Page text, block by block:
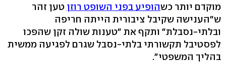
מוקדם יותר כשהופיע בפני השופט רוזן טען זהר
ש"הענישה שקיבל ציבורית הייתה חריפה
ובלתי-נסבלת" ותקף את "טענות שולה זקן שהפכו
לפסטיבל תקשורתי בלתי-נסבל שגרם לפגיעה ממשית
בהליך המשפטי".